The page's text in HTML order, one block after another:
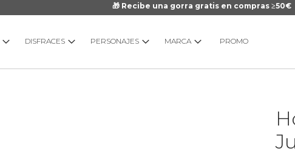
🎁 Recibe una gorra gratis en compras ≥50€
DISFRACES PERSONAJES MARCA PROMO